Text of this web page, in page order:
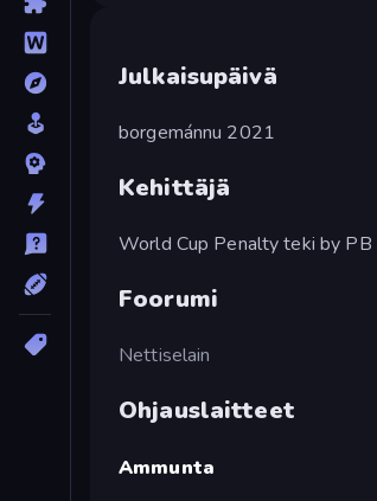
Julkaisupäivä
borgemánnu 2021
Kehittäjä
World Cup Penalty teki by PB
Foorumi
Nettiselain
Ohjauslaitteet
Ammunta